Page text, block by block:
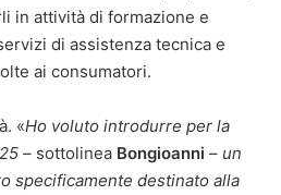
in attività di formazione e
di assistenza tecnica e
ai consumatori.
«Ho voluto introdurre per la
– sottolinea Bongioanni – un
specificamente destinato alla